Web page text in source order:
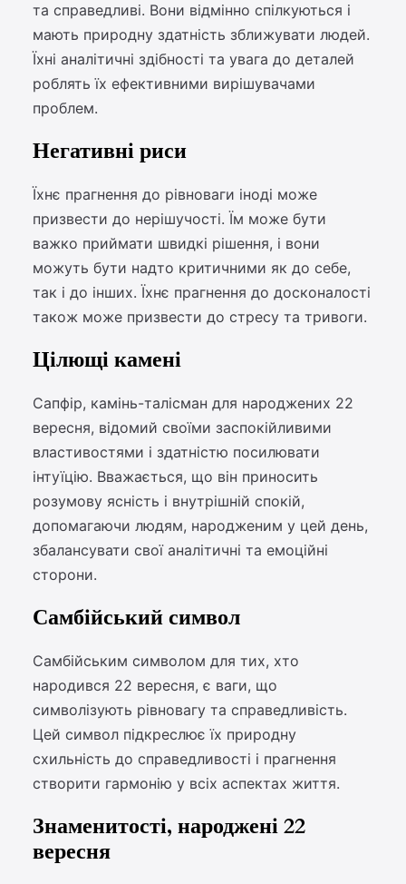
та справедливі. Вони відмінно спілкуються і
мають природну здатність зближувати людей.
Їхні аналітичні здібності та увага до деталей
роблять їх ефективними вирішувачами
проблем.
Негативні риси
Їхнє прагнення до рівноваги іноді може
призвести до нерішучості. Їм може бути
важко приймати швидкі рішення, і вони
можуть бути надто критичними як до себе,
так і до інших. Їхнє прагнення до досконалості
також може призвести до стресу та тривоги.
Цілющі камені
Сапфір, камінь-талісман для народжених 22
вересня, відомий своїми заспокійливими
властивостями і здатністю посилювати
інтуїцію. Вважається, що він приносить
розумову ясність і внутрішній спокій,
допомагаючи людям, народженим у цей день,
збалансувати свої аналітичні та емоційні
сторони.
Самбійський символ
Самбійським символом для тих, хто
народився 22 вересня, є ваги, що
символізують рівновагу та справедливість.
Цей символ підкреслює їх природну
схильність до справедливості і прагнення
створити гармонію у всіх аспектах життя.
Знаменитості, народжені 22
вересня